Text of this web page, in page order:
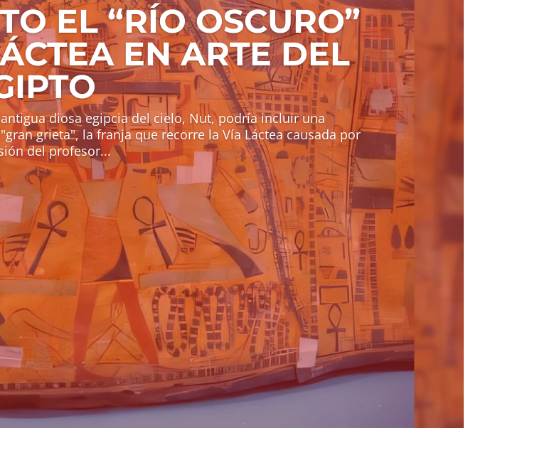
EL “RÍO OSCURO”
EN ARTE DEL
diosa egipcia del cielo, Nut, podría incluir una
grieta", la franja que recorre la Vía Láctea causada por
del profesor...